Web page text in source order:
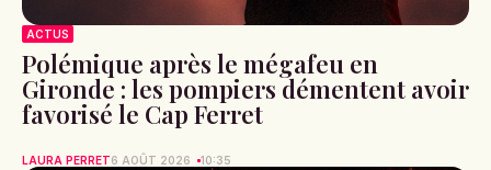
ACTUS
Polémique après le mégafeu en
Gironde : les pompiers démentent avoir
favorisé le Cap Ferret
LAURA PERRET6 AOÛT 2026 10:35